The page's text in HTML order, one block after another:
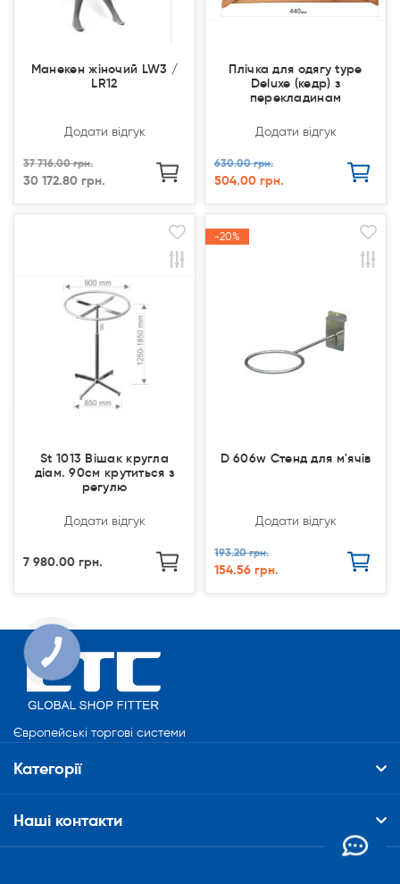
Манекен жіночий LW3 /
LR12
Додати відгук
37 716.00 грн.
30 172.80 грн.
Плічка для одягу type
Deluxe (кедр) з
перекладинам
Додати відгук
630.00 грн.
504.00 грн.
St 1013 Вішак кругла
діам. 90см крутиться з
регулю
Додати відгук
7 980.00 грн.
-20%
-20%
D 606w Стенд для м'ячів
Додати відгук
193.20 грн.
154.56 грн.
Європейські торгові системи
Категорії
Наші контакти